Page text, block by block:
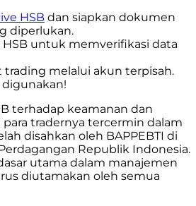
HSB dan siapkan dokumen
diperlukan.
HSB untuk memverifikasi data
trading melalui akun terpisah.
terhadap keamanan dan
para tradernya tercermin dalam
disahkan oleh BAPPEBTI di
Republik Indonesia.
utama dalam manajemen
diutamakan oleh semua